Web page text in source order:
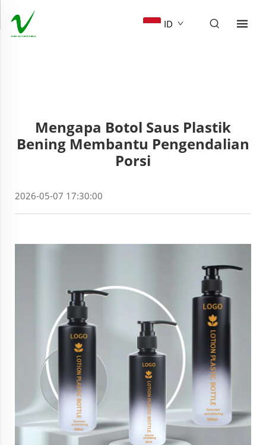
ID
Mengapa Botol Saus Plastik
Bening Membantu Pengendalian
Porsi
2026-05-07 17:30:00